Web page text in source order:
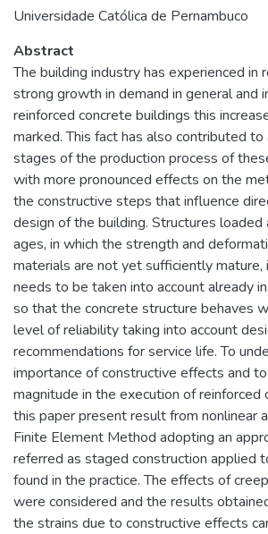
Universidade Católica de Pernambuco
Abstract
The building industry has experienced in
strong growth in demand in general and
reinforced concrete buildings this
marked. This fact has also contributed
stages of the production process of
with more pronounced effects on the
the constructive steps that influence
design of the building. Structures loaded
ages, in which the strength and
materials are not yet sufficiently mature,
needs to be taken into account already
so that the concrete structure behaves
level of reliability taking into account
recommendations for service life. To
importance of constructive effects and
magnitude in the execution of reinforced
this paper present result from nonlinear
Finite Element Method adopting an
referred as staged construction applied
found in the practice. The effects of
were considered and the results
the strains due to constructive effects